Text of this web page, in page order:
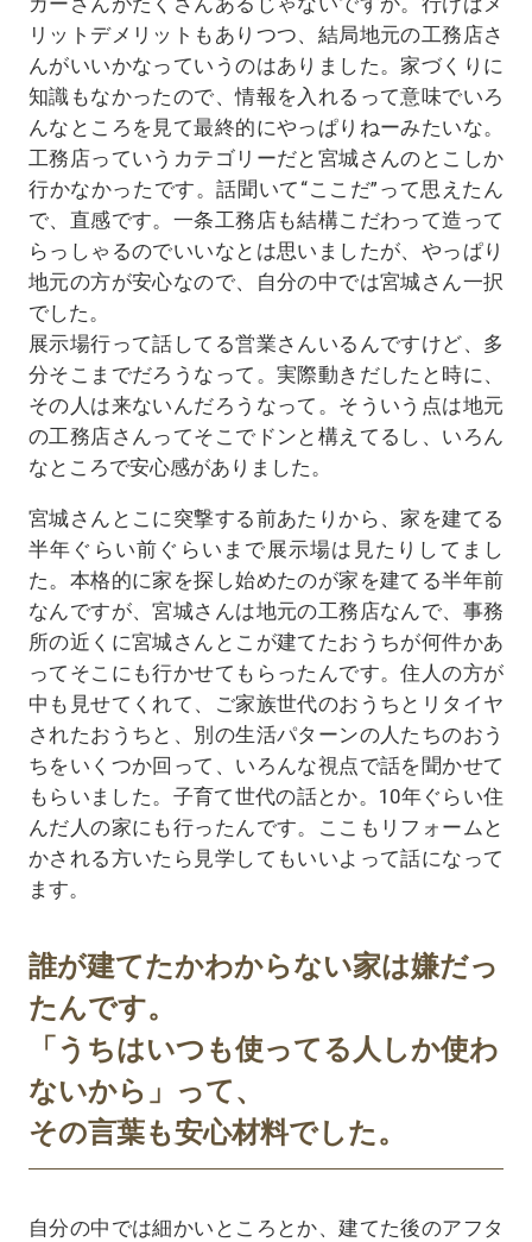
リットデメリットもありつつ、結局地元の工務店さ
んがいいかなっていうのはありました。家づくりに
知識もなかったので、情報を入れるって意味でいろ
んなところを見て最終的にやっぱりねーみたいな。
工務店っていうカテゴリーだと宮城さんのとこしか
行かなかったです。話聞いて“ここだ”って思えたん
で、直感です。一条工務店も結構こだわって造って
らっしゃるのでいいなとは思いましたが、やっぱり
地元の方が安心なので、自分の中では宮城さん一択
でした。
展示場行って話してる営業さんいるんですけど、多
分そこまでだろうなって。実際動きだしたと時に、
その人は来ないんだろうなって。そういう点は地元
の工務店さんってそこでドンと構えてるし、いろん
なところで安心感がありました。
宮城さんとこに突撃する前あたりから、家を建てる
半年ぐらい前ぐらいまで展示場は見たりしてまし
た。本格的に家を探し始めたのが家を建てる半年前
なんですが、宮城さんは地元の工務店なんで、事務
所の近くに宮城さんとこが建てたおうちが何件かあ
ってそこにも行かせてもらったんです。住人の方が
中も見せてくれて、ご家族世代のおうちとリタイヤ
されたおうちと、別の生活パターンの人たちのおう
ちをいくつか回って、いろんな視点で話を聞かせて
もらいました。子育て世代の話とか。10年ぐらい住
んだ人の家にも行ったんです。ここもリフォームと
かされる方いたら見学してもいいよって話になって
ます。
誰が建てたかわからない家は嫌だっ
たんです。
「うちはいつも使ってる人しか使わ
ないから」って、
その言葉も安心材料でした。
自分の中では細かいところとか、建てた後のアフタ